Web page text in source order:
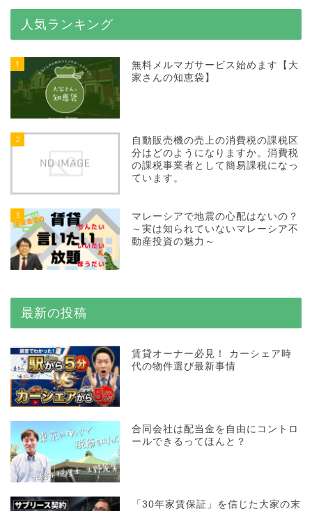
人気ランキング
1
無料メルマガサービス始めます【大
家さんの知恵袋】
2
自動販売機の売上の消費税の課税区
分はどのようになりますか。消費税
の課税事業者として簡易課税になっ
ています。
3
マレーシアで地震の心配はないの？
～実は知られていないマレーシア不
動産投資の魅力～
最新の投稿
賃貸オーナー必見！ カーシェア時
代の物件選び最新事情
合同会社は配当金を自由にコントロ
ールできるってほんと？
「30年家賃保証」を信じた大家の末